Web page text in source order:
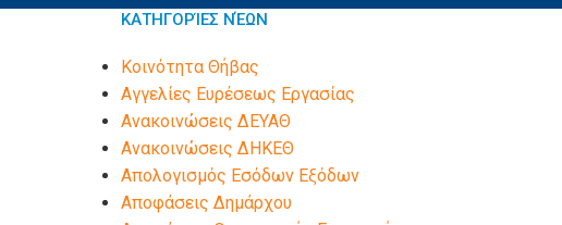
ΚΑΤΗΓΟΡΊΕΣ ΝΈΩΝ
Kοινότητα Θήβας
Αγγελίες Ευρέσεως Εργασίας
Ανακοινώσεις ΔΕΥΑΘ
Ανακοινώσεις ΔΗΚΕΘ
Απολογισμός Εσόδων Εξόδων
Αποφάσεις Δημάρχου